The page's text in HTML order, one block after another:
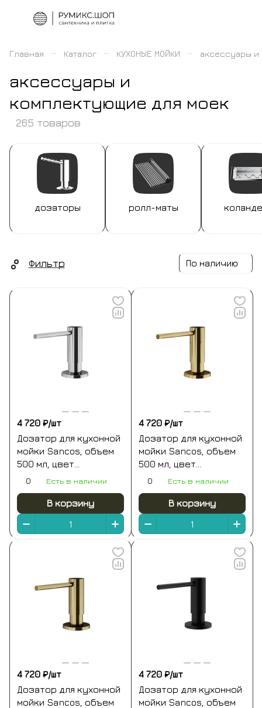
Главная – Каталог – КУХОНЫЕ МОЙКИ – аксессуары и
аксессуары и
комплектующие для моек
265 товаров
дозаторы ролл-маты
Фильтр По наличию
4 720 ₽/шт
Дозатор для кухонной
мойки Sancos, объем
500 мл, цвет
брашированный
SC40100BN
0 Есть в наличии
В корзину
4 720 ₽/шт
Дозатор для кухонной
мойки Sancos, объем
500 мл, цвет
полированное золото,
0 Есть в наличии
В корзину
4 720 ₽/шт
Дозатор для кухонной
мойки Sancos, объем
4 720 ₽/шт
Дозатор для кухонной
мойки Sancos, объем